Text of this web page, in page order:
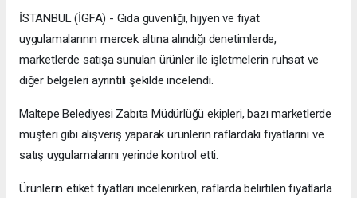
İSTANBUL (İGFA) - Gıda güvenliği, hijyen ve fiyat
uygulamalarının mercek altına alındığı denetimlerde,
marketlerde satışa sunulan ürünler ile işletmelerin ruhsat ve
diğer belgeleri ayrıntılı şekilde incelendi.
Maltepe Belediyesi Zabıta Müdürlüğü ekipleri, bazı marketlerde
müşteri gibi alışveriş yaparak ürünlerin raflardaki fiyatlarını ve
satış uygulamalarını yerinde kontrol etti.
Ürünlerin etiket fiyatları incelenirken, raflarda belirtilen fiyatlarla